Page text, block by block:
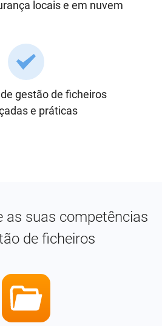
locais e em nuvem
gestão de ficheiros
e práticas
as suas competências
de ficheiros